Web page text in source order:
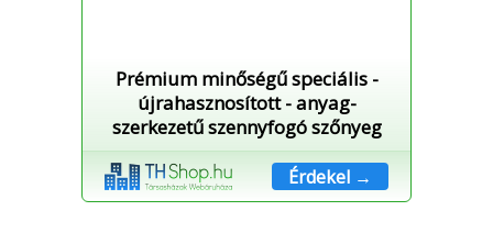
Prémium minőségű speciális -
újrahasznosított - anyag-
szerkezetű szennyfogó szőnyeg
Érdekel →